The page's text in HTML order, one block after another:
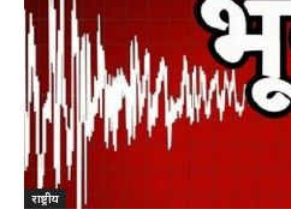
राष्ट्रीय